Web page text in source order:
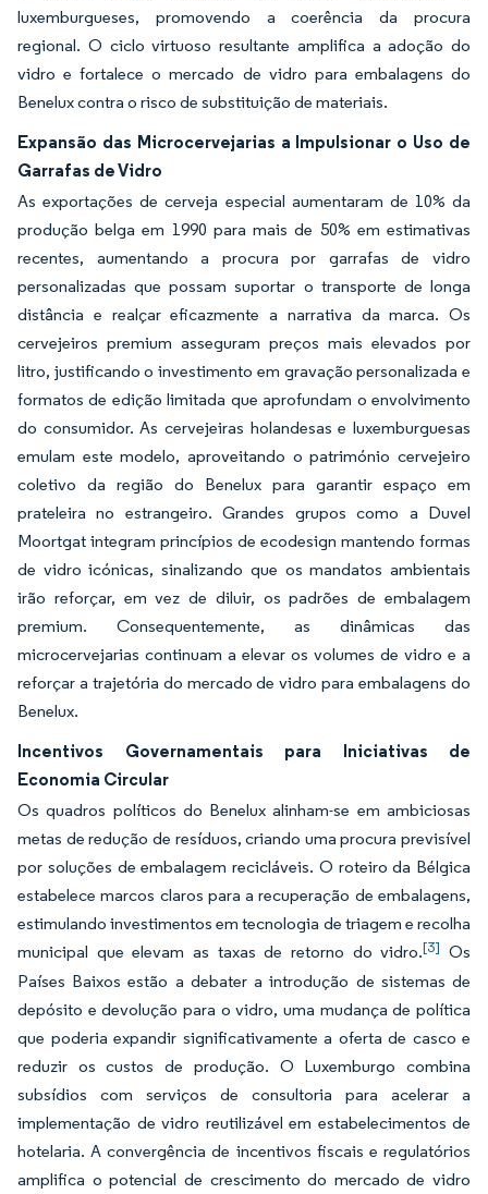
luxemburgueses, promovendo a coerência da procura
regional. O ciclo virtuoso resultante amplifica a adoção do
vidro e fortalece o mercado de vidro para embalagens do
Benelux contra o risco de substituição de materiais.
Expansão das Microcervejarias a Impulsionar o Uso de
Garrafas de Vidro
As exportações de cerveja especial aumentaram de 10% da
produção belga em 1990 para mais de 50% em estimativas
recentes, aumentando a procura por garrafas de vidro
personalizadas que possam suportar o transporte de longa
distância e realçar eficazmente a narrativa da marca. Os
cervejeiros premium asseguram preços mais elevados por
litro, justificando o investimento em gravação personalizada e
formatos de edição limitada que aprofundam o envolvimento
do consumidor. As cervejeiras holandesas e luxemburguesas
emulam este modelo, aproveitando o património cervejeiro
coletivo da região do Benelux para garantir espaço em
prateleira no estrangeiro. Grandes grupos como a Duvel
Moortgat integram princípios de ecodesign mantendo formas
de vidro icónicas, sinalizando que os mandatos ambientais
irão reforçar, em vez de diluir, os padrões de embalagem
premium. Consequentemente, as dinâmicas das
microcervejarias continuam a elevar os volumes de vidro e a
reforçar a trajetória do mercado de vidro para embalagens do
Benelux.
Incentivos Governamentais para Iniciativas de
Economia Circular
Os quadros políticos do Benelux alinham-se em ambiciosas
metas de redução de resíduos, criando uma procura previsível
por soluções de embalagem recicláveis. O roteiro da Bélgica
estabelece marcos claros para a recuperação de embalagens,
estimulando investimentos em tecnologia de triagem e recolha
municipal que elevam as taxas de retorno do vidro.[3] Os
Países Baixos estão a debater a introdução de sistemas de
depósito e devolução para o vidro, uma mudança de política
que poderia expandir significativamente a oferta de casco e
reduzir os custos de produção. O Luxemburgo combina
subsídios com serviços de consultoria para acelerar a
implementação de vidro reutilizável em estabelecimentos de
hotelaria. A convergência de incentivos fiscais e regulatórios
amplifica o potencial de crescimento do mercado de vidro